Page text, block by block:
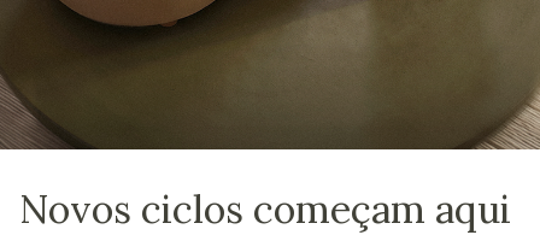
Novos ciclos começam aqui